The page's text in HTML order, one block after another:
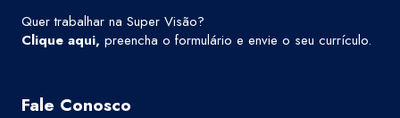
Quer trabalhar na Super Visão?
Clique aqui, preencha o formulário e envie o seu currículo.
Fale Conosco